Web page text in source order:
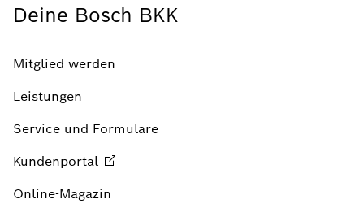
Deine Bosch BKK
Mitglied werden
Leistungen
Service und Formulare
Kundenportal
Online-Magazin